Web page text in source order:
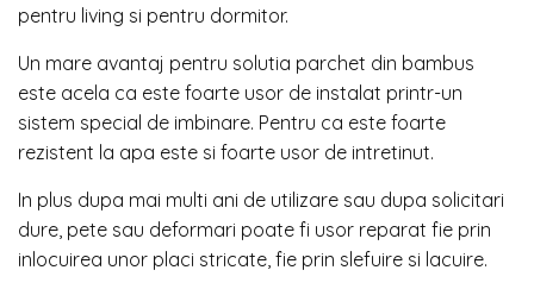
pentru living si pentru dormitor.
Un mare avantaj pentru solutia parchet din bambus
este acela ca este foarte usor de instalat printr-un
sistem special de imbinare. Pentru ca este foarte
rezistent la apa este si foarte usor de intretinut.
In plus dupa mai multi ani de utilizare sau dupa solicitari
dure, pete sau deformari poate fi usor reparat fie prin
inlocuirea unor placi stricate, fie prin slefuire si lacuire.